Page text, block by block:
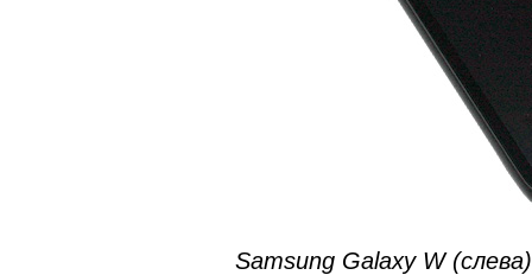
Samsung Galaxy W